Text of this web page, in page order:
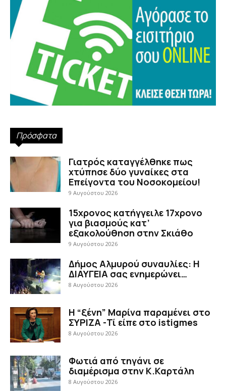
Πρόσφατα
Γιατρός καταγγέλθηκε πως
χτύπησε δύο γυναίκες στα
Επείγοντα του Νοσοκομείου!
9 Αυγούστου 2026
15χρονος κατήγγειλε 17χρονο
για βιασμούς κατ’
εξακολούθηση στην Σκιάθο
9 Αυγούστου 2026
Δήμος Αλμυρού συναυλίες: Η
ΔΙΑΥΓΕΙΑ σας ενημερώνει…
8 Αυγούστου 2026
Η “ξένη” Μαρίνα παραμένει στο
ΣΥΡΙΖΑ -Τί είπε στο istigmes
8 Αυγούστου 2026
Φωτιά από τηγάνι σε
διαμέρισμα στην Κ.Καρτάλη
8 Αυγούστου 2026